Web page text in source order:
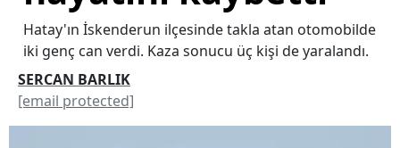
Hatay'ın İskenderun ilçesinde takla atan otomobilde
iki genç can verdi. Kaza sonucu üç kişi de yaralandı.
SERCAN BARLIK
[email protected]